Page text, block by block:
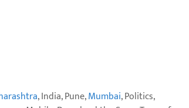
, India, Pune,Mumbai, Politics,